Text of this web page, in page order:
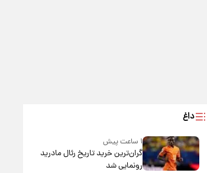
داغ
۱ ساعت پیش
گران‌ترین خرید تاریخ رئال مادرید
رونمایی شد